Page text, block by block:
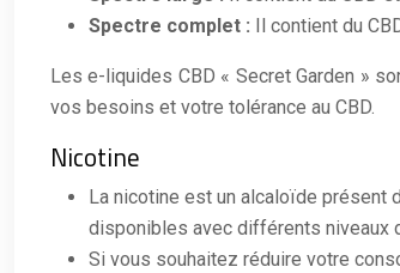
Spectre complet :
Il contient du
Les e-liquides CBD « Secret Garden »
vos besoins et votre tolérance au CBD.
Nicotine
La nicotine est un alcaloïde présent
disponibles avec différents niveaux
Si vous souhaitez réduire votre